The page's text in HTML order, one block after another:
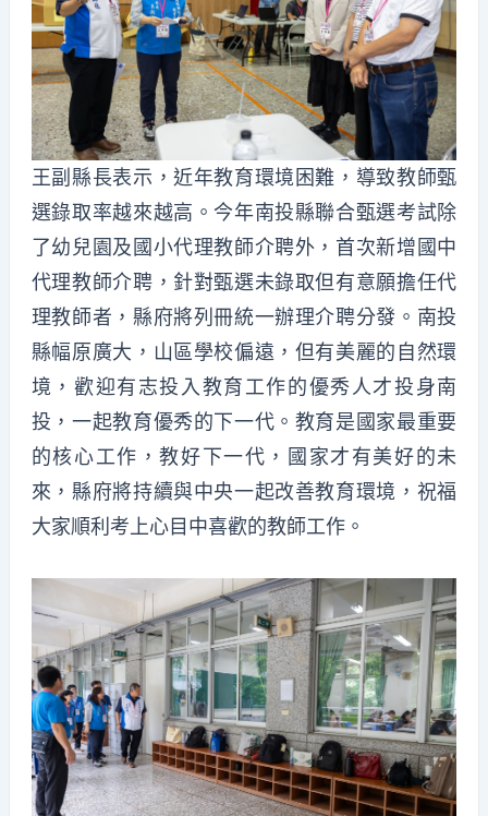
王副縣長表示，近年教育環境困難，導致教師甄
選錄取率越來越高。今年南投縣聯合甄選考試除
了幼兒園及國小代理教師介聘外，首次新增國中
代理教師介聘，針對甄選未錄取但有意願擔任代
理教師者，縣府將列冊統一辦理介聘分發。南投
縣幅原廣大，山區學校偏遠，但有美麗的自然環
境，歡迎有志投入教育工作的優秀人才投身南
投，一起教育優秀的下一代。教育是國家最重要
的核心工作，教好下一代，國家才有美好的未
來，縣府將持續與中央一起改善教育環境，祝福
大家順利考上心目中喜歡的教師工作。